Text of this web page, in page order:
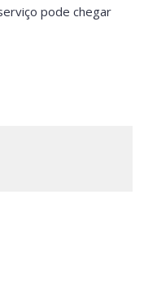
pode chegar